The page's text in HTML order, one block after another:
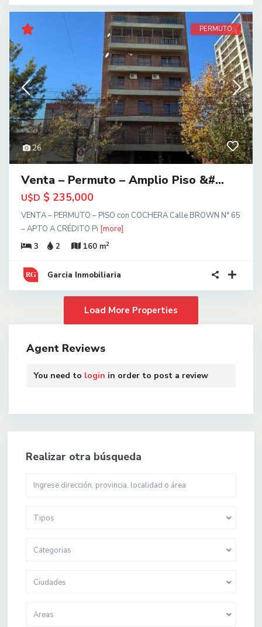
26
PERMUTO
Venta – Permuto – Amplio Piso &#...
U$D $ 235,000
VENTA – PERMUTO – PISO con COCHERA Calle BROWN N° 65
– APTO A CRÉDITO Pi [more]
3
2 160 m2
Garcia Inmobiliaria
Agent Reviews
You need to login in order to post a review
Realizar otra búsqueda
Tipos
Categorias
Ciudades
Areas